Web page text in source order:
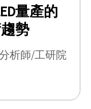
量產的
勢
析師/工研院